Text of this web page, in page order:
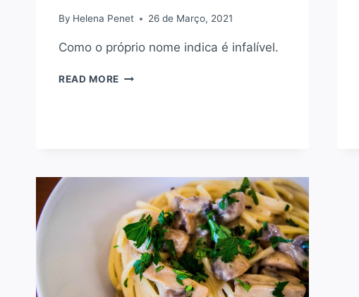
By Helena Penet 26 de Março, 2021
Como o próprio nome indica é infalível.
READ MORE BOLO